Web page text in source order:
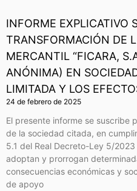
INFORME EXPLICATIVO
TRANSFORMACIÓN DE
MERCANTIL “FICARA,
ANÓNIMA) EN
LIMITADA Y LOS
24 de febrero de 2025
El presente informe se suscribe
de la sociedad citada, en
5.1 del Real Decreto-Ley 5/
adoptan y prorrogan
consecuencias económicas y
de apoyo